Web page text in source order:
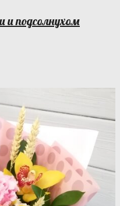
и подсолнухом